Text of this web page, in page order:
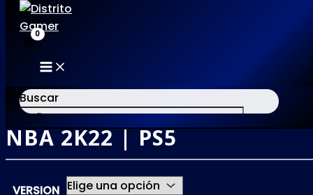
al
contenido
MAIN
MENU
Buscar
×
NBA 2K22 | PS5
VERSION